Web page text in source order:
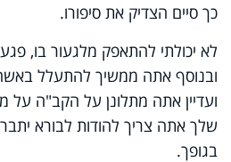
כך סיים הצדיק את סיפורו.
לא יכולתי להתאפק מלגעור בו,
ובנוסף אתה ממשיך להתעלל
ועדיין אתה מתלונן על הקב"ה
שלך אתה צריך להודות לבורא
בגופך.